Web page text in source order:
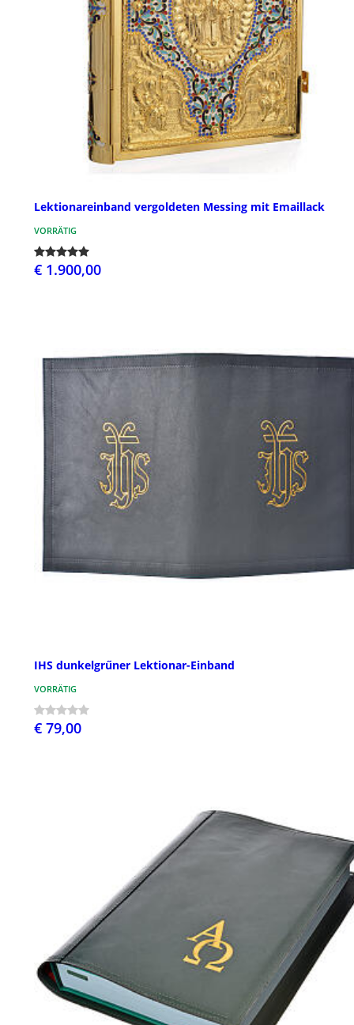
Lektionareinband vergoldeten Messing mit Emaillack
VORRÄTIG
€ 1.900,00
IHS dunkelgrűner Lektionar-Einband
VORRÄTIG
€ 79,00